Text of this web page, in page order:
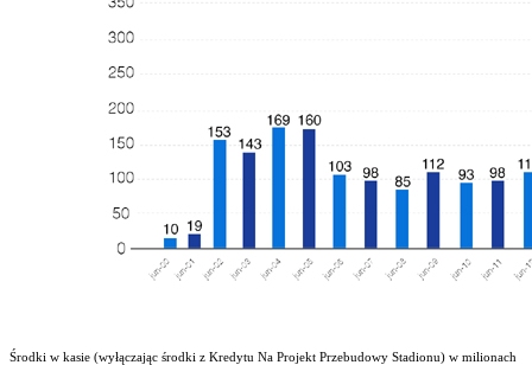
Środki w kasie (wyłączając środki z Kredytu Na Projekt Przebudowy Stadionu) w milionach